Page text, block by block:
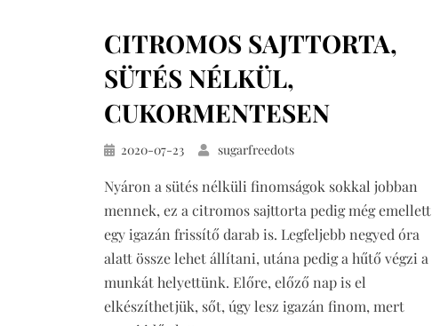
szelet
CITROMOS SAJTTORTA,
SÜTÉS NÉLKÜL,
CUKORMENTESEN
Közzétéve
2020-07-23 sugarfreedots
Nyáron a sütés nélküli finomságok sokkal jobban
mennek, ez a citromos sajttorta pedig még emellett
egy igazán frissítő darab is. Legfeljebb negyed óra
alatt össze lehet állítani, utána pedig a hűtő végzi a
munkát helyettünk. Előre, előző nap is el
elkészíthetjük, sőt, úgy lesz igazán finom, mert